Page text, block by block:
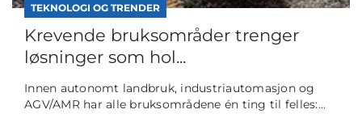
TEKNOLOGI OG TRENDER
Krevende bruksområder trenger
løsninger som hol...
Innen autonomt landbruk, industriautomasjon og
AGV/AMR har alle bruksområdene én ting til felles:...